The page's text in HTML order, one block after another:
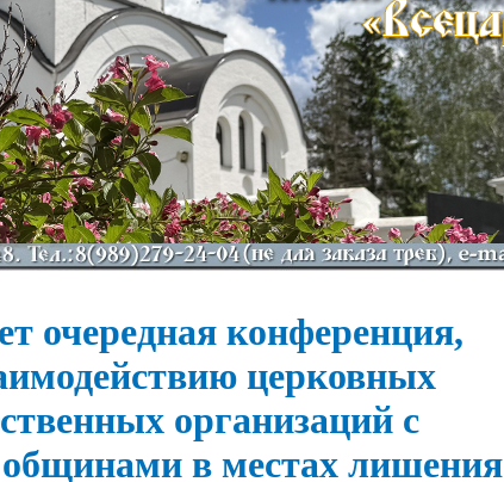
очередная конференция,
церковных
организаций с
в местах лишения